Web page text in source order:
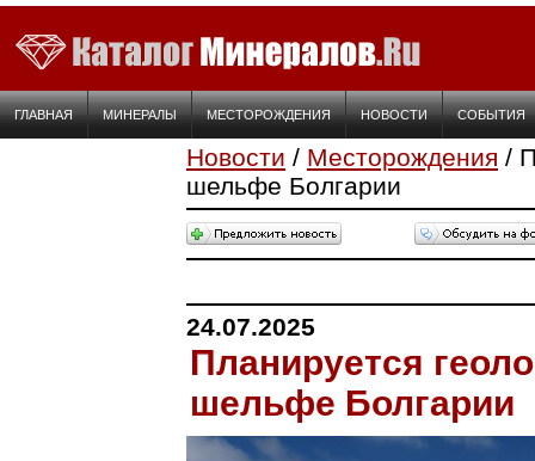
ГЛАВНАЯ МИНЕРАЛЫ МЕСТОРОЖДЕНИЯ НОВОСТИ СОБЫТИЯ
Новости / Месторождения /
шельфе Болгарии
24.07.2025
Планируется
шельфе Болгарии